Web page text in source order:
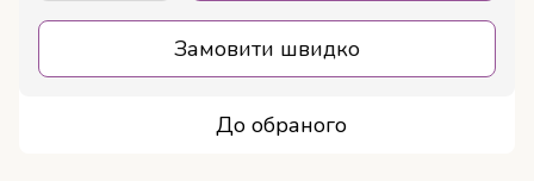
Замовити швидко
До обраного